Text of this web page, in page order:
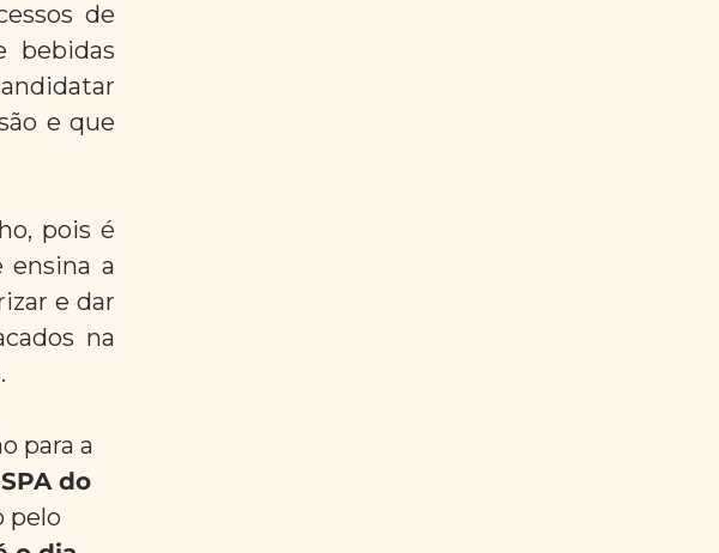
de
bebidas
e que
pois é
ensina a
e dar
na
para a
do
pelo